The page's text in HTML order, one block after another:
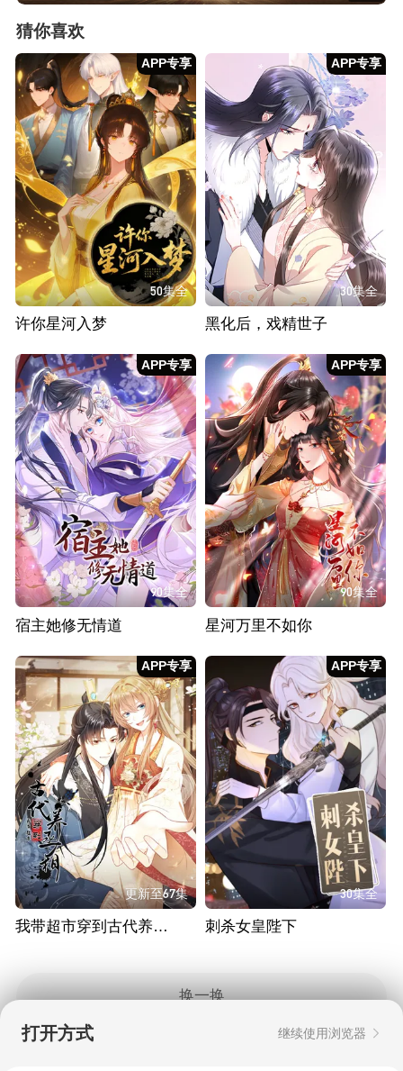
猜你喜欢
APP专享
50集全
许你星河入梦
APP专享
30集全
黑化后，戏精世子
APP专享
90集全
宿主她修无情道
APP专享
90集全
星河万里不如你
APP专享
更新至67集
我带超市穿到古代养丞相
APP专享
30集全
刺杀女皇陛下
换一换
打开方式 继续使用浏览器